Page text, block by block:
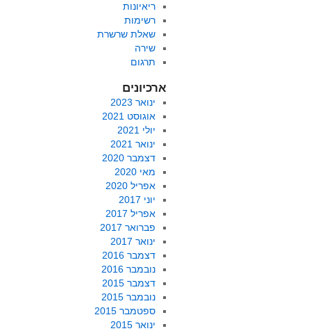
ריאיונות
רשימות
שאלת שרשרת
שירה
תרגום
ארכיונים
ינואר 2023
אוגוסט 2021
יולי 2021
ינואר 2021
דצמבר 2020
מאי 2020
אפריל 2020
יוני 2017
אפריל 2017
פברואר 2017
ינואר 2017
דצמבר 2016
נובמבר 2016
דצמבר 2015
נובמבר 2015
ספטמבר 2015
ינואר 2015